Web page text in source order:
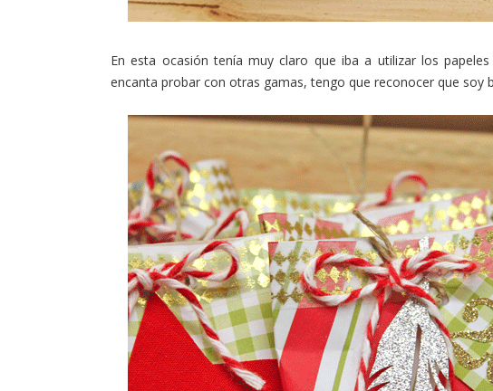
En esta ocasión tenía muy claro que iba a utilizar los papeles
encanta probar con otras gamas, tengo que reconocer que soy